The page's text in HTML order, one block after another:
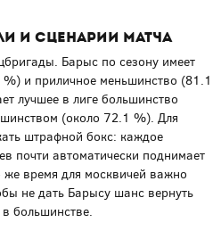
и сценарии матча
Барыс по сезону имеет
и приличное меньшинство (81.1
лучшее в лиге большинство
(около 72.1 %). Для
штрафной бокс: каждое
почти автоматически поднимает
время для москвичей важно
не дать Барысу шанс вернуть
в большинстве.